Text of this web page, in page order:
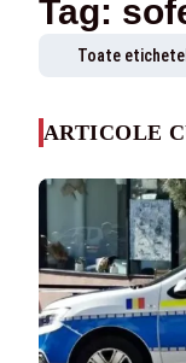
Tag:
Toate
ARTICOLE